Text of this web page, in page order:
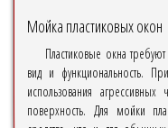
Мойка пластиковых окон
Пластиковые окна
вид и функциональность.
использования
поверхность. Для мойки